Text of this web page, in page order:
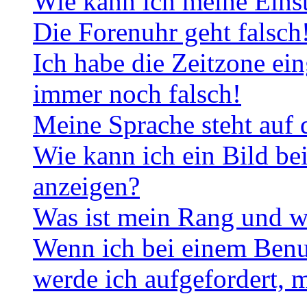
Die Forenuhr geht
Ich habe die Zeitzone
immer noch falsch!
Meine Sprache steht
Wie kann ich ein Bild
anzeigen?
Was ist mein Rang und
Wenn ich bei einem
werde ich aufgefordert,